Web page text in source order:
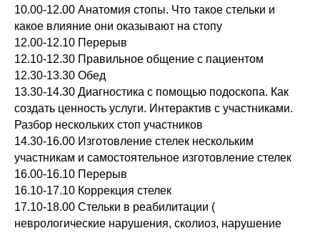
10.00-12.00 Анатомия стопы. Что такое стельки и
какое влияние они оказывают на стопу
12.00-12.10 Перерыв
12.10-12.30 Правильное общение с пациентом
12.30-13.30 Обед
13.30-14.30 Диагностика с помощью подоскопа. Как
создать ценность услуги. Интерактив с участниками.
Разбор нескольких стоп участников
14.30-16.00 Изготовление стелек нескольким
участникам и самостоятельное изготовление стелек
16.00-16.10 Перерыв
16.10-17.10 Коррекция стелек
17.10-18.00 Стельки в реабилитации (
неврологические нарушения, сколиоз, нарушение